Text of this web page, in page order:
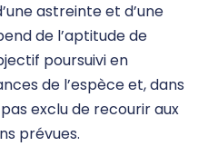
astreinte et d’une
de l’aptitude de
poursuivi en
de l’espèce et, dans
exclu de recourir aux
prévues.